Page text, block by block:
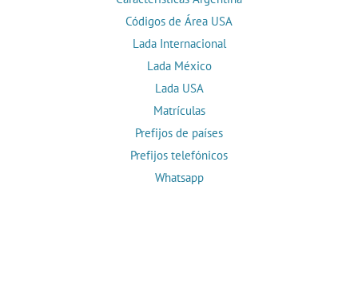
Códigos de Área USA
Lada Internacional
Lada México
Lada USA
Matrículas
Prefijos de países
Prefijos telefónicos
Whatsapp